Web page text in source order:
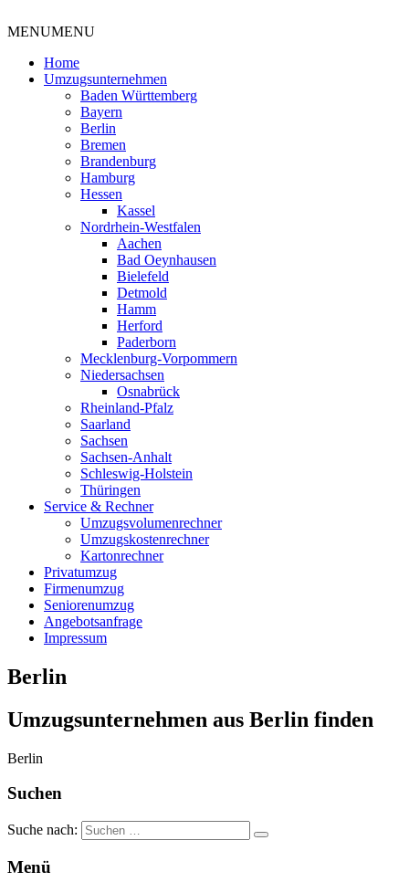
MENUMENU
Home
Umzugsunternehmen
Baden Württemberg
Bayern
Berlin
Bremen
Brandenburg
Hamburg
Hessen
Kassel
Nordrhein-Westfalen
Aachen
Bad Oeynhausen
Bielefeld
Detmold
Hamm
Herford
Paderborn
Mecklenburg-Vorpommern
Niedersachsen
Osnabrück
Rheinland-Pfalz
Saarland
Sachsen
Sachsen-Anhalt
Schleswig-Holstein
Thüringen
Service & Rechner
Umzugsvolumenrechner
Umzugskostenrechner
Kartonrechner
Privatumzug
Firmenumzug
Seniorenumzug
Angebotsanfrage
Impressum
Berlin
Umzugsunternehmen aus Berlin finden
Berlin
Suchen
Suche nach:
Menü